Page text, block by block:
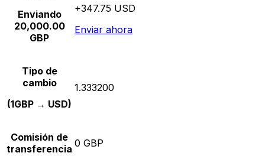
Enviando
20,000.00
GBP
+347.75 USD
Enviar ahora
Tipo de
cambio
(1GBP → USD)
1.333200
Comisión de
transferencia 0 GBP